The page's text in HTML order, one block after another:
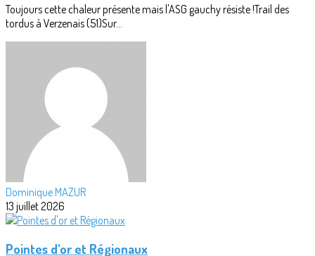
Toujours cette chaleur présente mais l'ASG gauchy résiste !Trail des
tordus à Verzenais (51)Sur...
Dominique MAZUR
13 juillet 2026
Pointes d'or et Régionaux